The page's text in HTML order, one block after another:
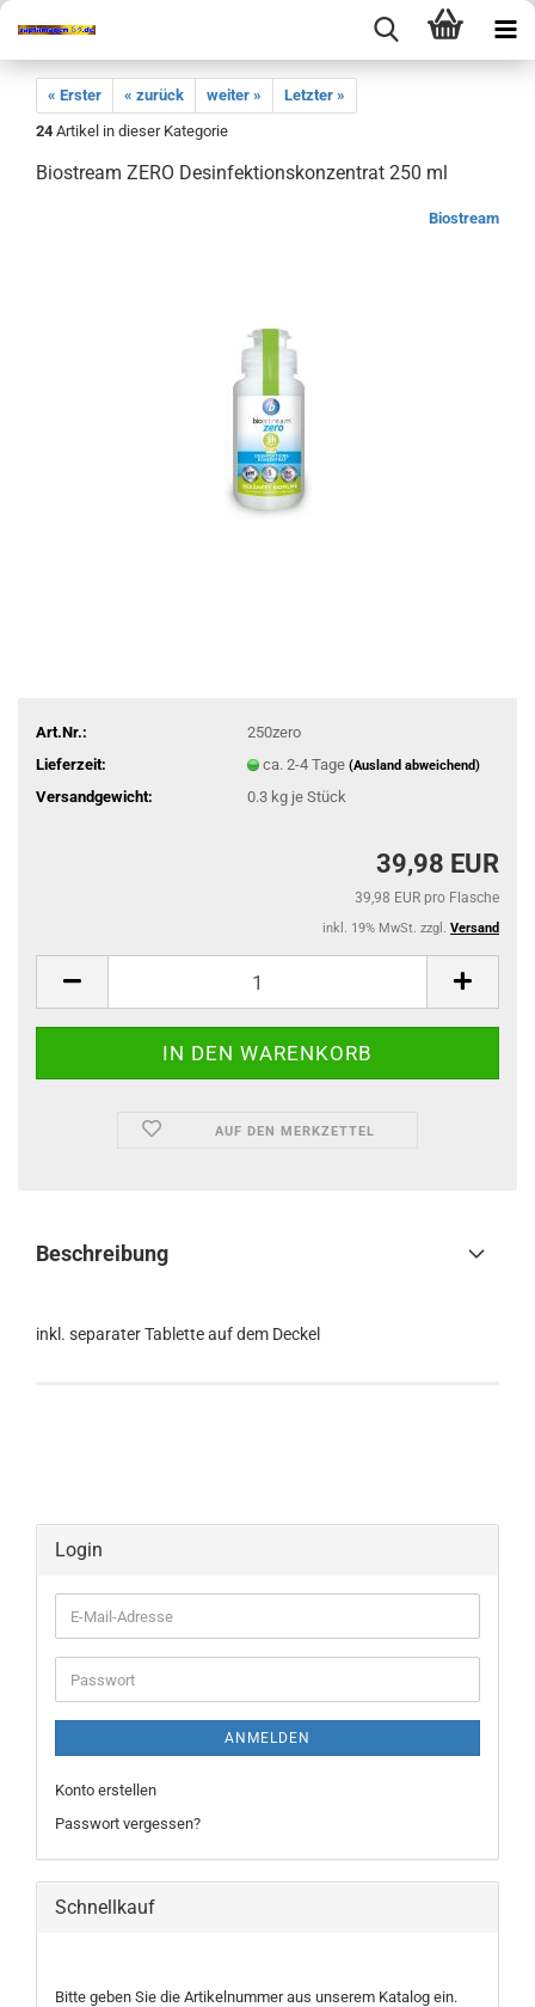
« Erster « zurück weiter »
Letzter »
24 Artikel in dieser Kategorie
Biostream ZERO Desinfektionskonzentrat 250 ml
Biostream
Art.Nr.:
250zero
Lieferzeit:
ca. 2-4 Tage (Ausland abweichend)
Versandgewicht: 0.3kg je Stück
39,98 EUR
39,98 EUR pro Flasche
inkl. 19% MwSt. zzgl. Versand
AUF DEN MERKZETTEL
Beschreibung
inkl. separater Tablette auf dem Deckel
Login
E-
Mail-
Adresse
Passwort
ANMELDEN
Konto erstellen
Passwort vergessen?
Schnellkauf
BITTE
Bitte geben Sie die Artikelnummer aus unserem Katalog ein.